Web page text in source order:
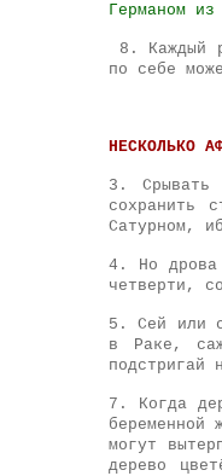
Германом
8. Каждый
по себе
НЕСКОЛЬКО
3. Срывать
сохранить
Сатурном,
4. Но дрова
четверти,
5. Сей или
в Раке,
подстригай
7. Когда
беременной
могут
дерево